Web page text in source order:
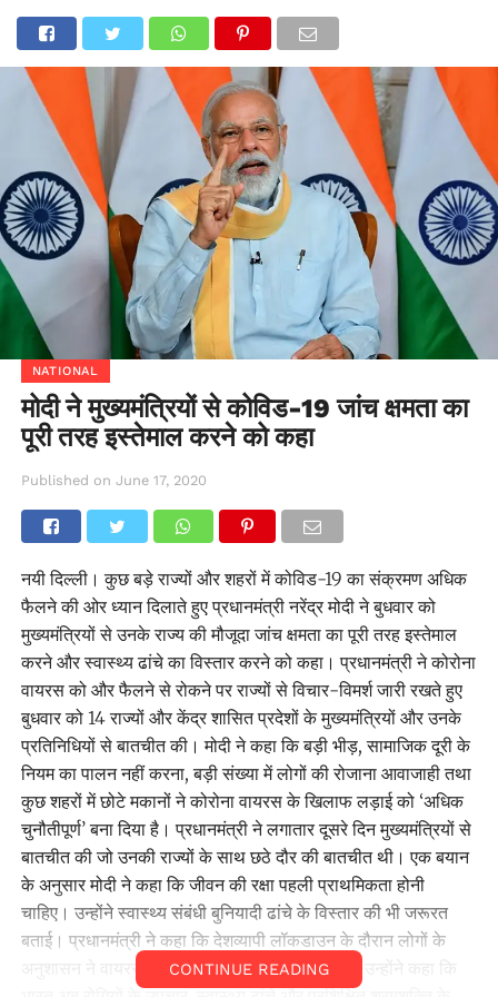
NATIONAL
मोदी ने मुख्यमंत्रियों से कोविड-19 जांच क्षमता का
पूरी तरह इस्तेमाल करने को कहा
Published on June 17, 2020
नयी दिल्ली। कुछ बड़े राज्यों और शहरों में कोविड-19 का संक्रमण अधिक
फैलने की ओर ध्यान दिलाते हुए प्रधानमंत्री नरेंद्र मोदी ने बुधवार को
मुख्यमंत्रियों से उनके राज्य की मौजूदा जांच क्षमता का पूरी तरह इस्तेमाल
करने और स्वास्थ्य ढांचे का विस्तार करने को कहा। प्रधानमंत्री ने कोरोना
वायरस को और फैलने से रोकने पर राज्यों से विचार-विमर्श जारी रखते हुए
बुधवार को 14 राज्यों और केंद्र शासित प्रदेशों के मुख्यमंत्रियों और उनके
प्रतिनिधियों से बातचीत की। मोदी ने कहा कि बड़ी भीड़, सामाजिक दूरी के
नियम का पालन नहीं करना, बड़ी संख्या में लोगों की रोजाना आवाजाही तथा
कुछ शहरों में छोटे मकानों ने कोरोना वायरस के खिलाफ लड़ाई को ‘अधिक
चुनौतीपूर्ण’ बना दिया है। प्रधानमंत्री ने लगातार दूसरे दिन मुख्यमंत्रियों से
बातचीत की जो उनकी राज्यों के साथ छठे दौर की बातचीत थी। एक बयान
के अनुसार मोदी ने कहा कि जीवन की रक्षा पहली प्राथमिकता होनी
चाहिए। उन्होंने स्वास्थ्य संबंधी बुनियादी ढांचे के विस्तार की भी जरूरत
बताई। प्रधानमंत्री ने कहा कि देशव्यापी लॉकडाउन के दौरान लोगों के
अनुशासन ने वायरस के अतिशय प्रसार पर रोक लगाई। उन्होंने कहा कि
CONTINUE READING